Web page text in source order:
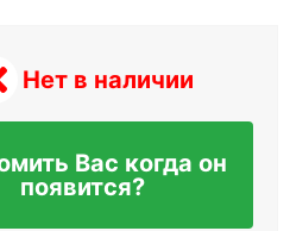
Нет в наличии
Вас когда он
появится?